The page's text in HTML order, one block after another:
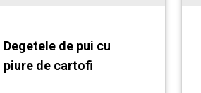
Degetele de pui cu
piure de cartofi